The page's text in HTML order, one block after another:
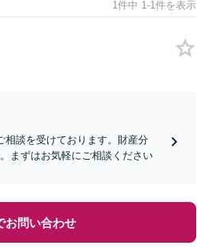
1件中 1-1件を表示
相談を受けております。財産分
まずはお気軽にご相談ください
お問い合わせ